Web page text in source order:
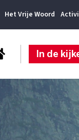
Het Vrije Woord
In de